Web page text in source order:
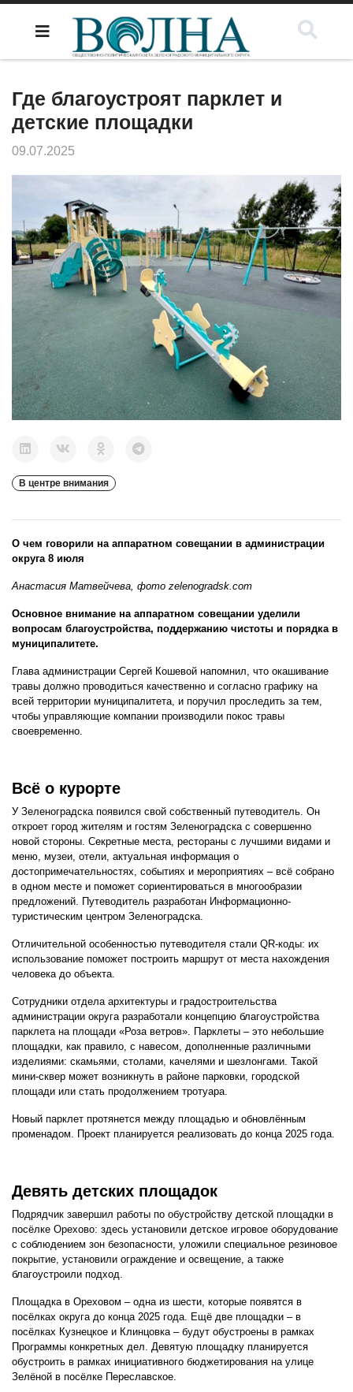
Где благоустроят парклет и
детские площадки
09.07.2025
В центре внимания
О чем говорили на аппаратном совещании в администрации
округа 8 июля
Анастасия Матвейчева, фото zelenogradsk.com
Основное внимание на аппаратном совещании уделили
вопросам благоустройства, поддержанию чистоты и порядка в
муниципалитете.
Глава администрации Сергей Кошевой напомнил, что окашивание
травы должно проводиться качественно и согласно графику на
всей территории муниципалитета, и поручил проследить за тем,
чтобы управляющие компании производили покос травы
своевременно.
Всё о курорте
У Зеленоградска появился свой собственный путеводитель. Он
откроет город жителям и гостям Зеленоградска с совершенно
новой стороны. Секретные места, рестораны с лучшими видами и
меню, музеи, отели, актуальная информация о
достопримечательностях, событиях и мероприятиях – всё собрано
в одном месте и поможет сориентироваться в многообразии
предложений. Путеводитель разработан Информационно-
туристическим центром Зеленоградска.
Отличительной особенностью путеводителя стали QR-коды: их
использование поможет построить маршрут от места нахождения
человека до объекта.
Сотрудники отдела архитектуры и градостроительства
администрации округа разработали концепцию благоустройства
парклета на площади «Роза ветров». Парклеты – это небольшие
площадки, как правило, с навесом, дополненные различными
изделиями: скамьями, столами, качелями и шезлонгами. Такой
мини-сквер может возникнуть в районе парковки, городской
площади или стать продолжением тротуара.
Новый парклет протянется между площадью и обновлённым
променадом. Проект планируется реализовать до конца 2025 года.
Девять детских площадок
Подрядчик завершил работы по обустройству детской площадки в
посёлке Орехово: здесь установили детское игровое оборудование
с соблюдением зон безопасности, уложили специальное резиновое
покрытие, установили ограждение и освещение, а также
благоустроили подход.
Площадка в Ореховом – одна из шести, которые появятся в
посёлках округа до конца 2025 года. Ещё две площадки – в
посёлках Кузнецкое и Клинцовка – будут обустроены в рамках
Программы конкретных дел. Девятую площадку планируется
обустроить в рамках инициативного бюджетирования на улице
Зелёной в посёлке Переславское.